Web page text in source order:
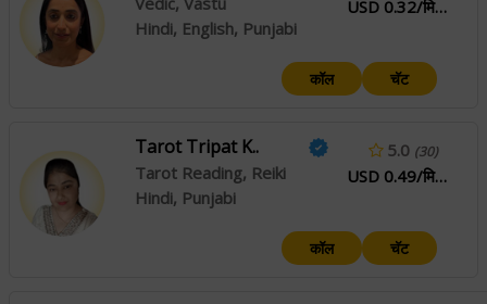
Hindi, English, Punjabi
USD 0.32/मिनिटे
कॉल चॅट
Tarot Tripat K..
Tarot Reading, Reiki
Hindi, Punjabi
5.0 (30)
USD 0.49/मिनिटे
कॉल चॅट